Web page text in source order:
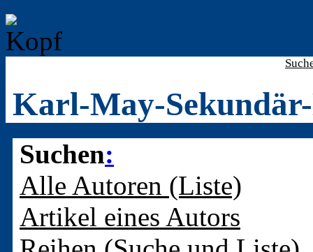
Karl-May-
Suchen:
Alle Autoren (Liste)
Artikel eines Autors